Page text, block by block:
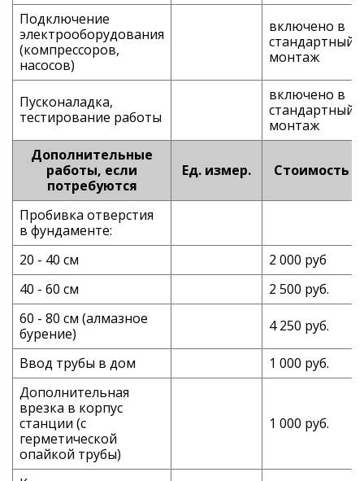
Подключение
электрооборудования
(компрессоров,
насосов)
включено в
стандартный
монтаж
Пусконаладка,
тестирование работы
включено в
стандартный
монтаж
Дополнительные
работы, если
потребуются
Ед. измер. Стоимость
Пробивка отверстия
в фундаменте:
20 - 40 см
2 000 руб
40 - 60 см
2 500 руб.
60 - 80 см (алмазное
бурение)
4 250 руб.
Ввод трубы в дом
1 000 руб.
Дополнительная
врезка в корпус
станции (с
герметической
опайкой трубы)
1 000 руб.